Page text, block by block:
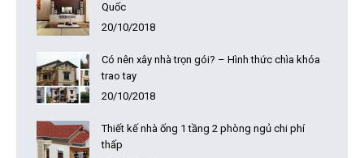
Quốc
20/10/2018
Có nên xây nhà trọn gói? – Hình thức chìa khóa
trao tay
20/10/2018
Thiết kế nhà ống 1 tầng 2 phòng ngủ chi phí
thấp